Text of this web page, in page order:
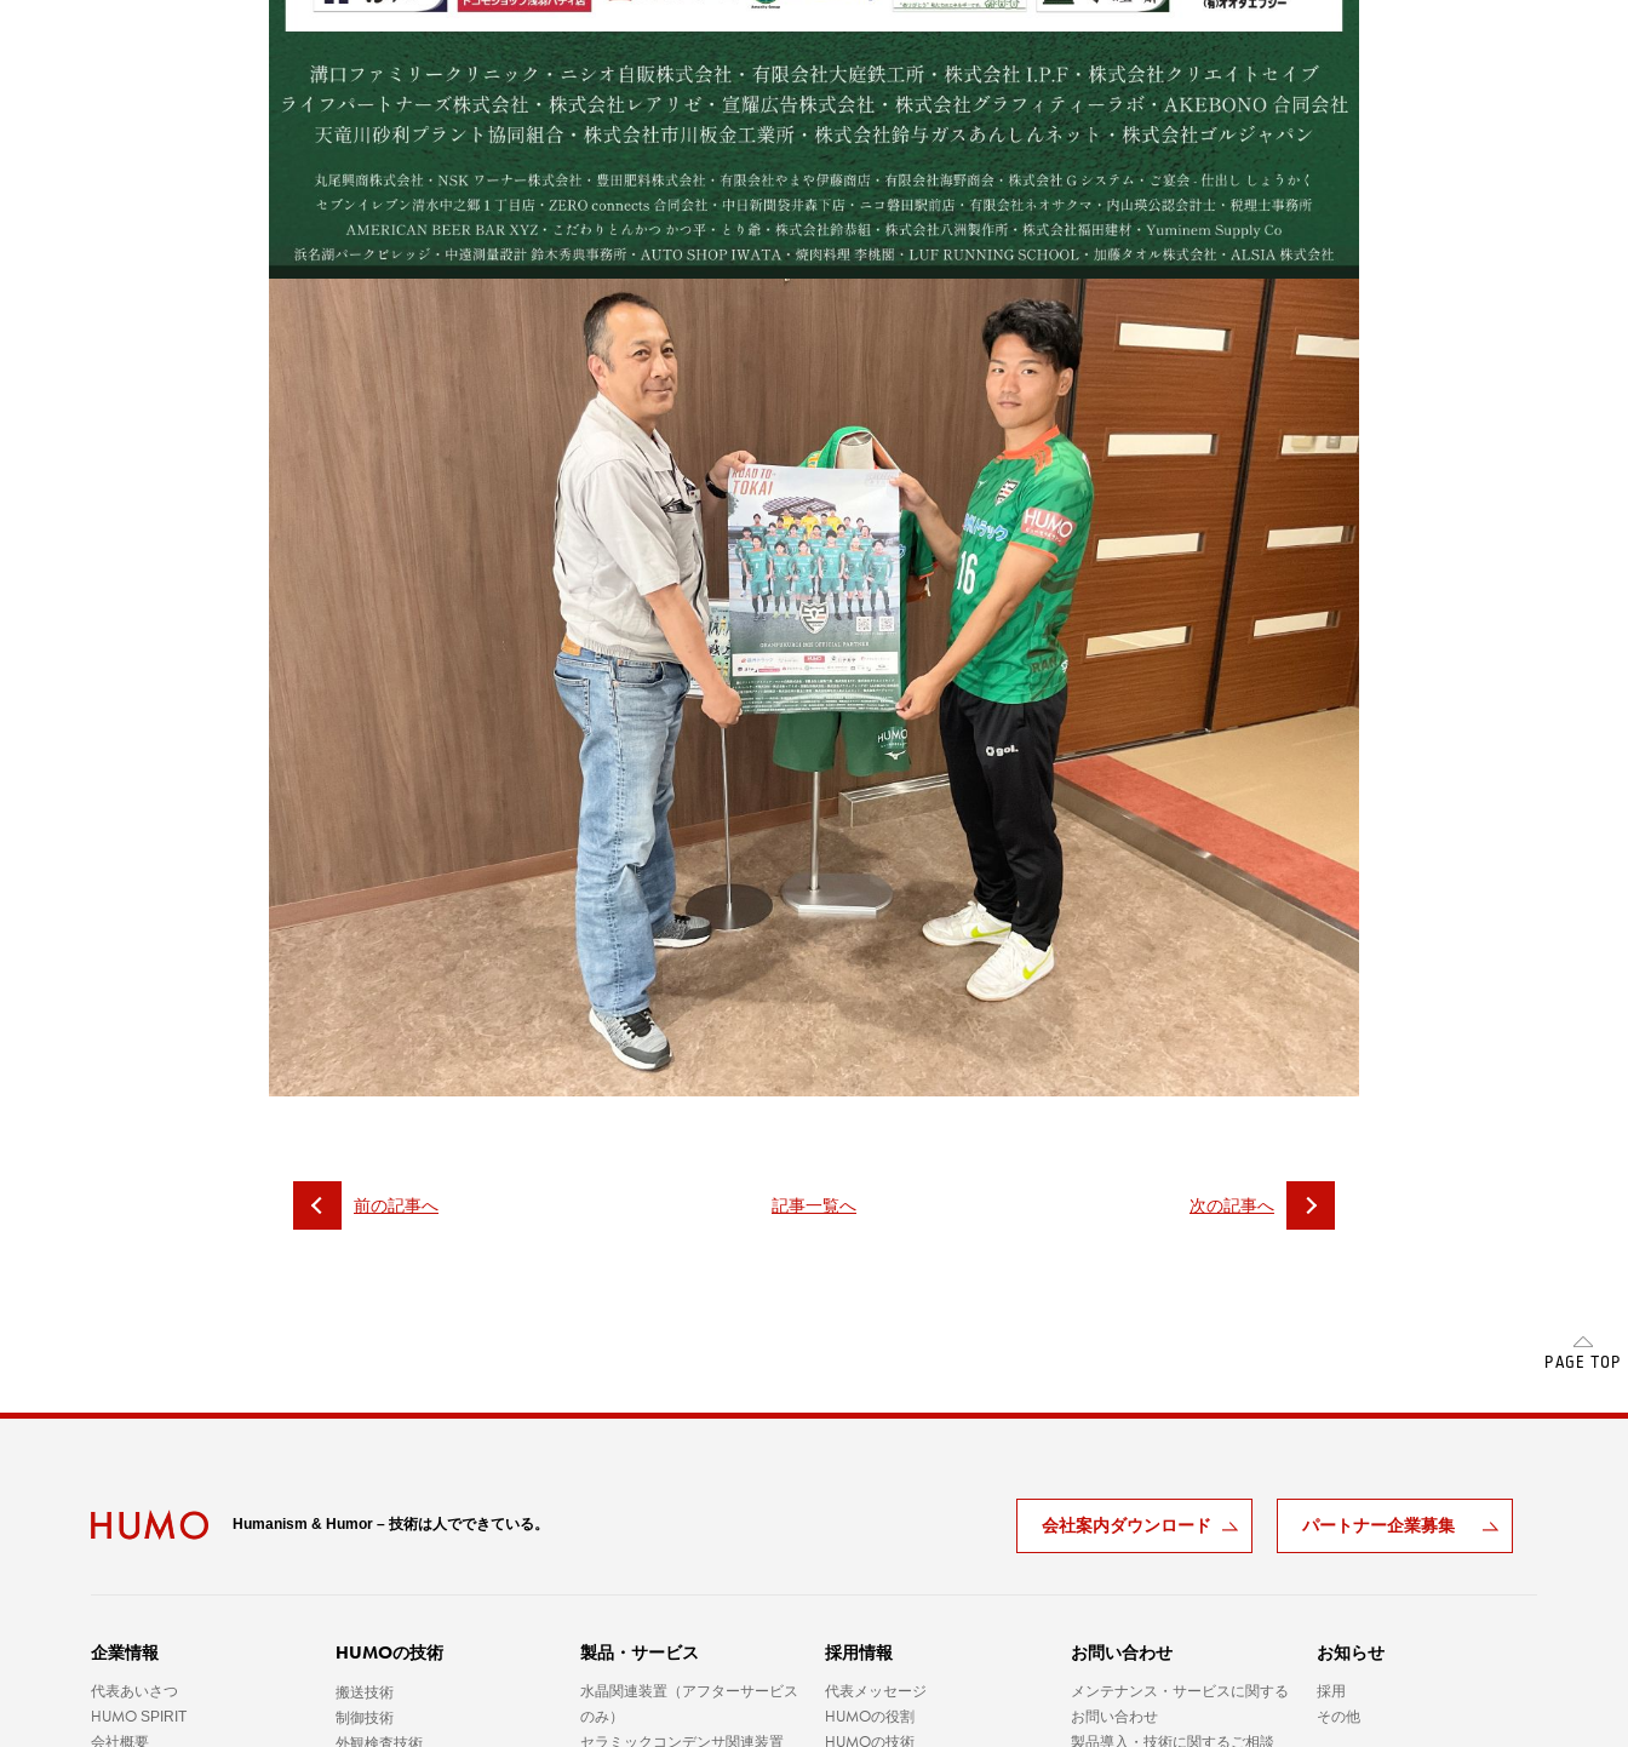
前の記事へ 記事一覧へ 次の記事へ
PAGE TOP
Humanism & Humor – 技術は人でできている。 会社案内ダウンロード パートナー企業募集
企業情報
代表あいさつ
HUMOSPIRIT
会社概要
HUMOの技術
搬送技術
制御技術
外観検査技術
製品・サービス
水晶関連装置（アフターサービス
のみ）
セラミックコンデンサ関連装置
採用情報
代表メッセージ
HUMOの役割
HUMOの技術
お問い合わせ
メンテナンス・サービスに関する
お問い合わせ
製品導入・技術に関するご相談
お知らせ
採用
その他